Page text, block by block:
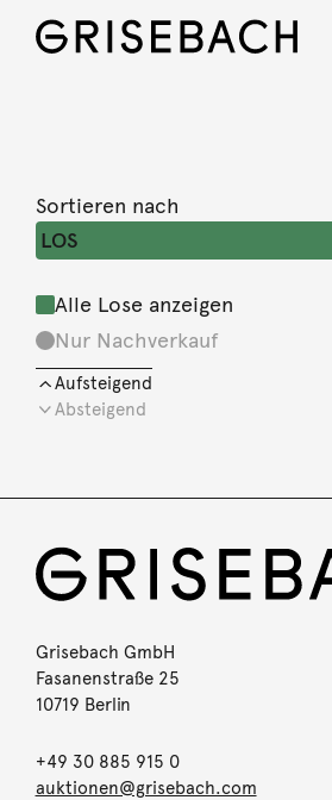
Sortieren nach
Alle Lose anzeigen
Nur Nachverkauf
Aufsteigend
Absteigend
Grisebach GmbH
Fasanenstraße 25
10719 Berlin
+49 30 885 915 0
auktionen@grisebach.com